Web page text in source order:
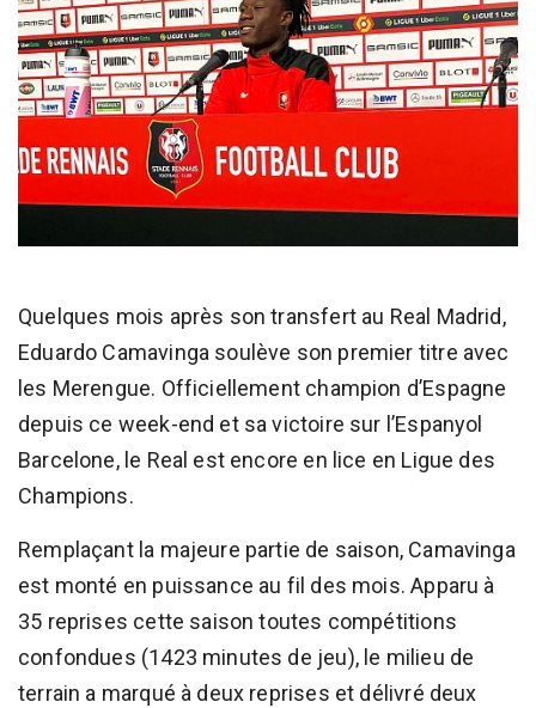
Quelques mois après son transfert au Real Madrid,
Eduardo Camavinga soulève son premier titre avec
les Merengue. Officiellement champion d’Espagne
depuis ce week-end et sa victoire sur l’Espanyol
Barcelone, le Real est encore en lice en Ligue des
Champions.
Remplaçant la majeure partie de saison, Camavinga
est monté en puissance au fil des mois. Apparu à
35 reprises cette saison toutes compétitions
confondues (1423 minutes de jeu), le milieu de
terrain a marqué à deux reprises et délivré deux